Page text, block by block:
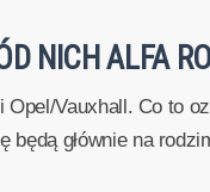
NICH ALFA
Vauxhall. Co to
głównie na